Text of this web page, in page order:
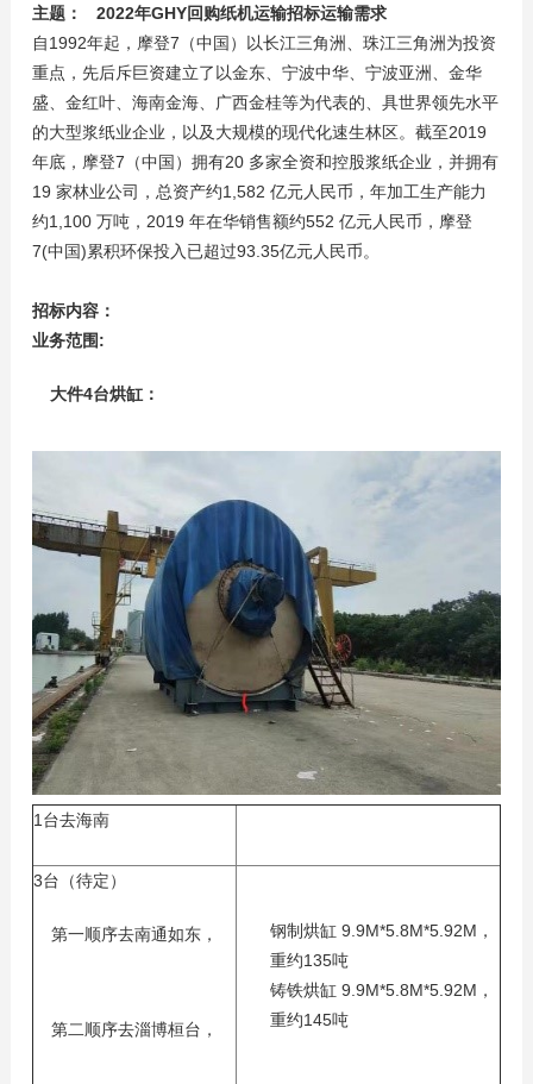
主题： 2022年GHY回购纸机运输招标运输需求
自1992年起，摩登7（中国）以长江三角洲、珠江三角洲为投资
重点，先后斥巨资建立了以金东、宁波中华、宁波亚洲、金华
盛、金红叶、海南金海、广西金桂等为代表的、具世界领先水平
的大型浆纸业企业，以及大规模的现代化速生林区。截至2019
年底，摩登7（中国）拥有20 多家全资和控股浆纸企业，并拥有
19 家林业公司，总资产约1,582 亿元人民币，年加工生产能力
约1,100 万吨，2019 年在华销售额约552 亿元人民币，摩登
7(中国)累积环保投入已超过93.35亿元人民币。
招标内容：
业务范围:
大件4台烘缸：
1台去海南
3台（待定）
第一顺序去南通如东，
第二顺序去淄博桓台，
钢制烘缸 9.9M*5.8M*5.92M，
重约135吨
铸铁烘缸 9.9M*5.8M*5.92M，
重约145吨